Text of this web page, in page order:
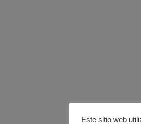
Este sitio web